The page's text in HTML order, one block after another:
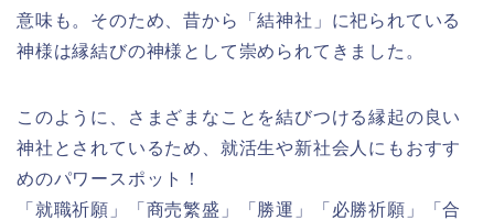
意味も。そのため、昔から「結神社」に祀られている
神様は縁結びの神様として崇められてきました。
このように、さまざまなことを結びつける縁起の良い
神社とされているため、就活生や新社会人にもおすす
めのパワースポット！
「就職祈願」「商売繁盛」「勝運」「必勝祈願」「合